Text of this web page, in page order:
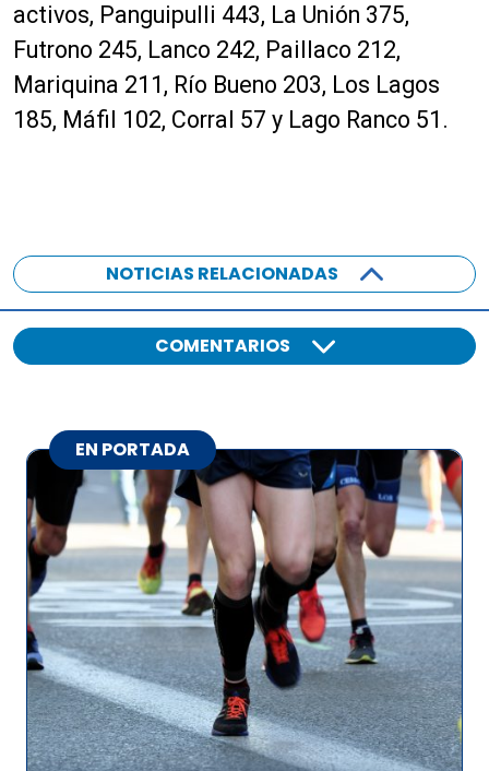
activos, Panguipulli 443, La Unión 375,
Futrono 245, Lanco 242, Paillaco 212,
Mariquina 211, Río Bueno 203, Los Lagos
185, Máfil 102, Corral 57 y Lago Ranco 51.
NOTICIAS RELACIONADAS
COMENTARIOS
EN PORTADA